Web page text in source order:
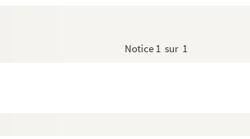
Notice 1 sur 1
Commissaire régional des Eclaireurs de Franc...